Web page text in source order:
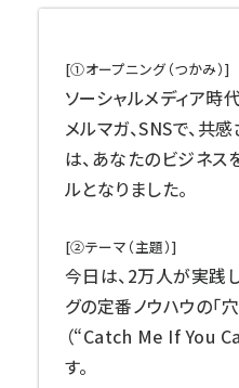
[①オープニング（つかみ）]
ソーシャルメディア時
メルマガ、SNSで、共
は、あなたのビジネ
ルとなりました。
[②テーマ（主題）]
今日は、2万人が実践
グの定番ノウハウの「
（“Catch Me If You
す。